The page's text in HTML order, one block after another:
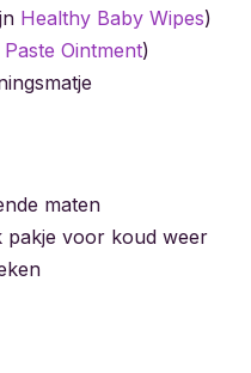
Healthy Baby Wipes)
Ointment)
maten
pakje voor koud weer